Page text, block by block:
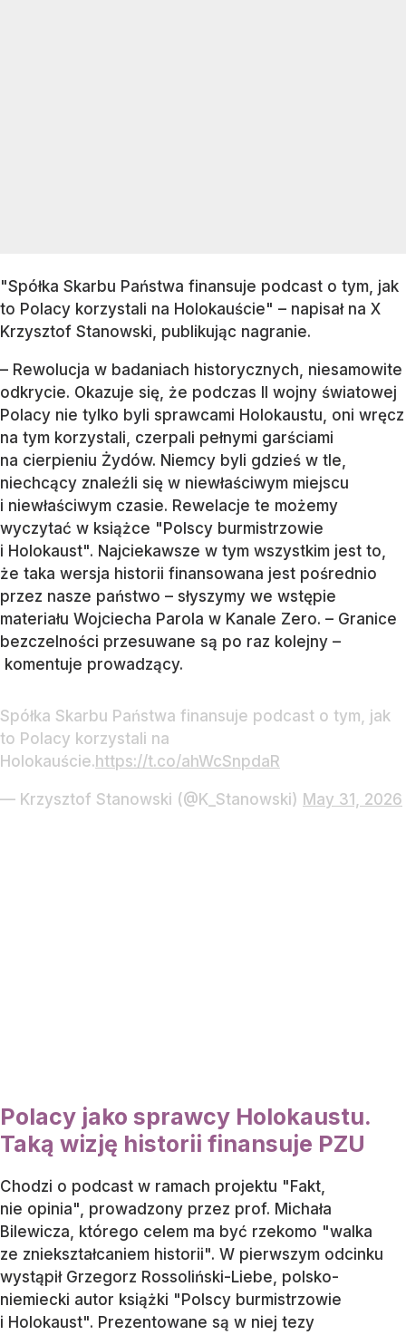
"Spółka Skarbu Państwa finansuje podcast o tym, jak
to Polacy korzystali na Holokauście" – napisał na X
Krzysztof Stanowski, publikując nagranie.
– Rewolucja w badaniach historycznych, niesamowite
odkrycie. Okazuje się, że podczas II wojny światowej
Polacy nie tylko byli sprawcami Holokaustu, oni wręcz
na tym korzystali, czerpali pełnymi garściami
na cierpieniu Żydów. Niemcy byli gdzieś w tle,
niechcący znaleźli się w niewłaściwym miejscu
i niewłaściwym czasie. Rewelacje te możemy
wyczytać w książce "Polscy burmistrzowie
i Holokaust". Najciekawsze w tym wszystkim jest to,
że taka wersja historii finansowana jest pośrednio
przez nasze państwo – słyszymy we wstępie
materiału Wojciecha Parola w Kanale Zero. – Granice
bezczelności przesuwane są po raz kolejny –
komentuje prowadzący.
Spółka Skarbu Państwa finansuje podcast o tym, jak
to Polacy korzystali na
Holokauście.https://t.co/ahWcSnpdaR
— Krzysztof Stanowski (@K_Stanowski) May 31, 2026
Polacy jako sprawcy Holokaustu.
Taką wizję historii finansuje PZU
Chodzi o podcast w ramach projektu "Fakt,
nie opinia", prowadzony przez prof. Michała
Bilewicza, którego celem ma być rzekomo "walka
ze zniekształcaniem historii". W pierwszym odcinku
wystąpił Grzegorz Rossoliński-Liebe, polsko-
niemiecki autor książki "Polscy burmistrzowie
i Holokaust". Prezentowane są w niej tezy